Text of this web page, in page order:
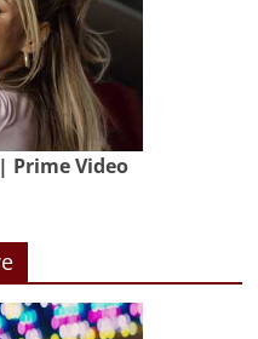
Prime Video